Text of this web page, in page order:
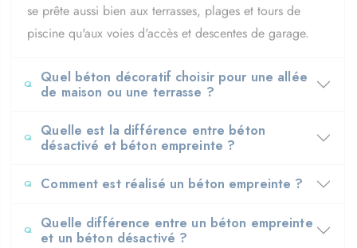
se prête aussi bien aux terrasses, plages et tours de
piscine qu'aux voies d'accès et descentes de garage.
Quel béton décoratif choisir pour une allée
de maison ou une terrasse ?
Quelle est la différence entre béton
désactivé et béton empreinte ?
Comment est réalisé un béton empreinte ?
Quelle différence entre un béton empreinte
et un béton désactivé ?